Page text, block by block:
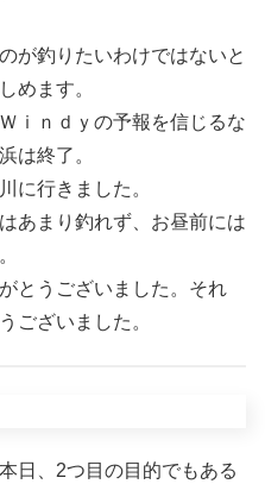
が釣りたいわけではないと
めます。
ｉｎｄｙの予報を信じるな
は終了。
に行きました。
あまり釣れず、お昼前には
とうございました。それ
ございました。
日、2つ目の目的でもある